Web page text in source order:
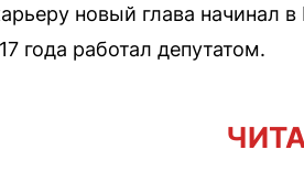
новый глава начинал
года работал депутатом.